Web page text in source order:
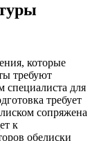
которые
требуют
специалиста для
требует
сопряжена
к
обелиски